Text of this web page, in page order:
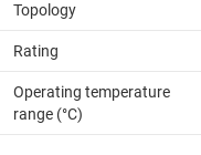
Topology
Rating
Operating temperature
range (°C)